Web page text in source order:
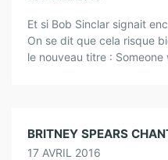
Et si Bob Sinclar signait
On se dit que cela risque
le nouveau titre :
17 AVRIL 2016